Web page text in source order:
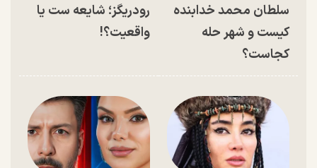
سلطان محمد خدابنده
کیست و شهر حله
کجاست؟
رودریگز؛ شایعه ست یا
واقعیت؟!